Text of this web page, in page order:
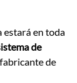
estará en toda
de
de